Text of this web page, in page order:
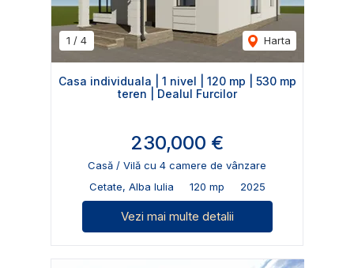
1 / 4 Harta
Casa individuala | 1 nivel | 120 mp | 530 mp
teren | Dealul Furcilor
230,000 €
Casă / Vilă cu 4 camere de vânzare
Cetate, Alba Iulia
120 mp 2025
Vezi mai multe detalii